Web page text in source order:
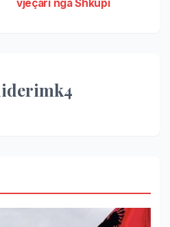
vjeçari nga Shkupi